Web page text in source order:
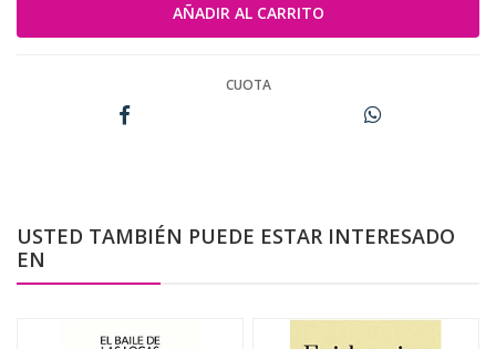
CUOTA
USTED TAMBIÉN PUEDE ESTAR INTERESADO
EN